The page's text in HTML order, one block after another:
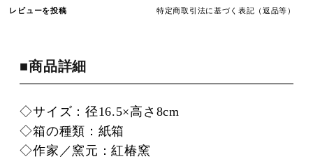
レビューを投稿 特定商取引法に基づく表記（返品等）
■商品詳細
◇サイズ：径16.5×高さ8cm
◇箱の種類：紙箱
◇作家／窯元：紅椿窯